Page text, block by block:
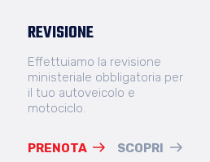
REVISIONE
Effettuiamo la revisione
ministeriale obbligatoria per
il tuo autoveicolo e
motociclo.
PRENOTA SCOPRI